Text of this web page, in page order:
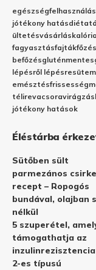
egészségfelhasználás
jótékony hatásdiéta
ültetésvásárláskalória
fagyasztásfajtákfőzés
befőzésgluténmentes
lépésről lépésre
emésztésfrissesség
télirevacsoravirágzás
jótékony hatások
Éléstárba
Sütőben sült
parmezános
recept – Ropogós
bundával, olajban
nélkül
5 szuperétel,
támogathatja az
2-es típusú